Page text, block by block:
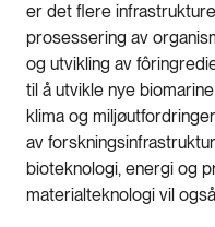
er det flere
prosessering av
og utvikling av
til å utvikle nye
klima og
av
bioteknologi, energi og
materialteknologi vil